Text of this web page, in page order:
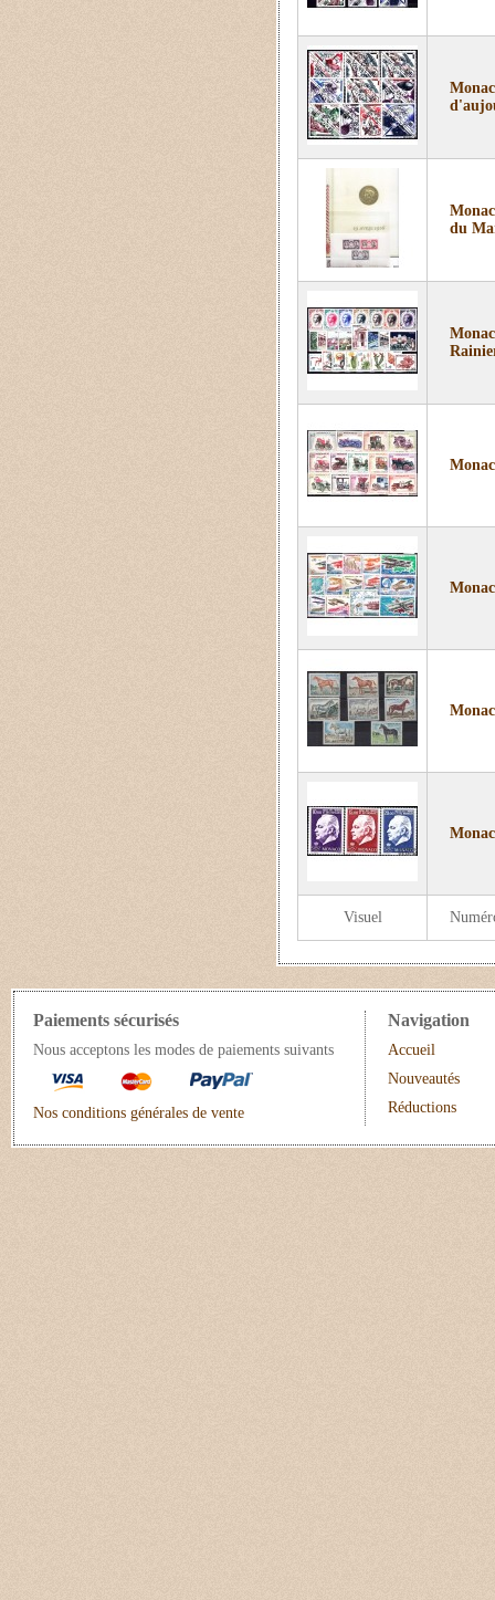
Visuel
du
Paiements sécurisés
Nous acceptons les modes de paiements suivants
Nos conditions générales de vente
Navigation
Accueil
Nouveautés
Réductions